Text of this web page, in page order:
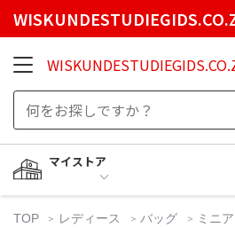
マイストア
TOP レディース バッグ
ミニ